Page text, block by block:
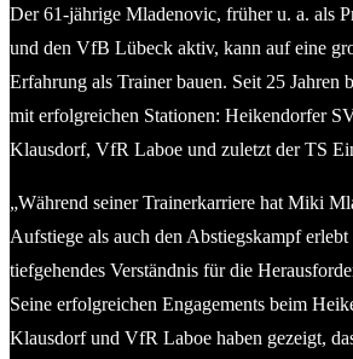
Der 61-jährige Mladenovic, früher u. a. als
und den VfB Lübeck aktiv, kann auf eine
Erfahrung als Trainer bauen. Seit 25 Jahren
mit erfolgreichen Stationen: Heikendorfer
Klausdorf, VfR Laboe und zuletzt der TS
„Während seiner Trainerkarriere hat Miki
Aufstiege als auch den Abstiegskampf
tiefgehendes Verständnis für die
Seine erfolgreichen Engagements beim
Klausdorf und VfR Laboe haben gezeigt,